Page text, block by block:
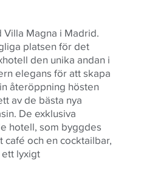
Magna i Madrid.
platsen för det
den unika andan i
elegans för att skapa
återöppning hösten
av de bästa nya
De exklusiva
hotell, som byggdes
och en cocktailbar,
lyxigt